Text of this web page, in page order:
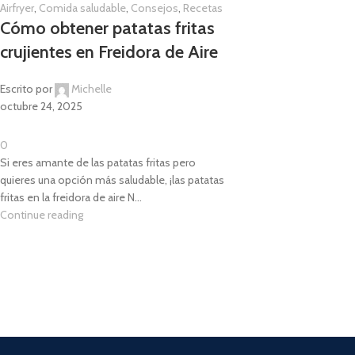
Airfryer, Comida saludable, Consejos, Recetas
Cómo obtener patatas fritas
crujientes en Freidora de Aire
Escrito por
Michelle
octubre 24, 2025
0
Si eres amante de las patatas fritas pero
quieres una opción más saludable, ¡las patatas
fritas en la freidora de aire N...
Continue reading